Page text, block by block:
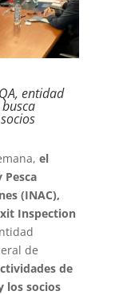
entidad
el
(INAC),
Inspection
de
de
los socios